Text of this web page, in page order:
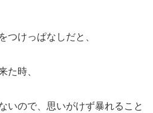
つけっぱなしだと、
た時、
いので、思いがけず暴れること